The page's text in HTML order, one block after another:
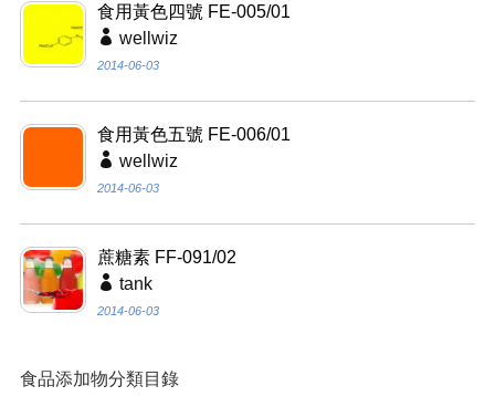
食用黃色四號 FE-005/01
wellwiz
2014-06-03
食用黃色五號 FE-006/01
wellwiz
2014-06-03
蔗糖素 FF-091/02
tank
2014-06-03
食品添加物分類目錄